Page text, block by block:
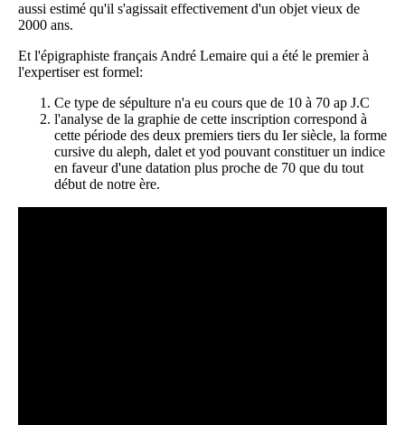
aussi estimé qu'il s'agissait effectivement d'un objet vieux de
2000 ans.
Et l'épigraphiste français André Lemaire qui a été le premier à
l'expertiser est formel:
Ce type de sépulture n'a eu cours que de 10 à 70 ap J.C
l'analyse de la graphie de cette inscription correspond à
cette période des deux premiers tiers du Ier siècle, la forme
cursive du aleph, dalet et yod pouvant constituer un indice
en faveur d'une datation plus proche de 70 que du tout
début de notre ère.